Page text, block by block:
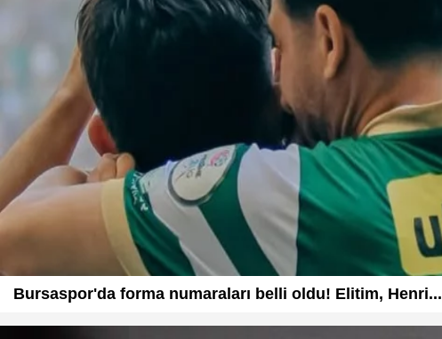
Bursaspor'da forma numaraları belli oldu! Elitim, Henri...